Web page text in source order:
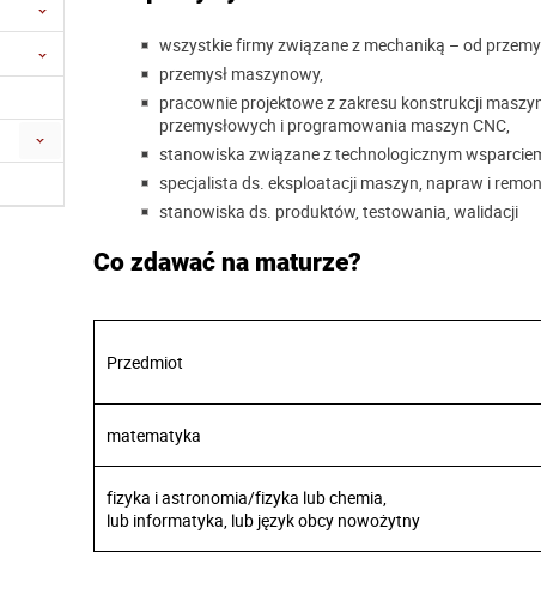
wszystkie firmy związane z mechaniką – od
przemysł maszynowy,
pracownie projektowe z zakresu konstrukcji
przemysłowych i programowania maszyn CNC,
stanowiska związane z technologicznym
specjalista ds. eksploatacji maszyn, napraw i
stanowiska ds. produktów, testowania, walidacji
Co zdawać na maturze?
Przedmiot
matematyka
fizyka i astronomia/fizyka lub chemia,
lub informatyka, lub język obcy nowożytny